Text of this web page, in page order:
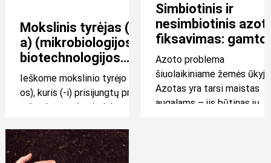
Mokslinis tyrėjas (-
a) (mikrobiologijos /
biotechnologijos
srityje)
Ieškome mokslinio tyrėjo (-
os), kuris (-i) prisijungtų prie
mūsų komandos ir dalyvautų
eksperimentinės veiklos
vykdyme mikrobiologijos,
Simbiotinis ir
nesimbiotinis
fiksavimas:
būdas maitinti
augalus
Azoto problema
šiuolaikiniame žemės ūkyje
Azotas yra tarsi maistas
augalams – jis būtinas jų